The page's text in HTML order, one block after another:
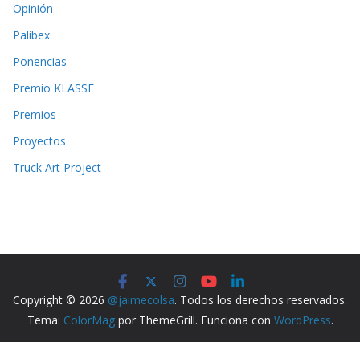
Opinión
Palibex
Ponencias
Premio KLASSE
Premios
Proyectos
Truck Art Project
Copyright © 2026 @jaimecolsa. Todos los derechos reservados.
Tema: ColorMagpor ThemeGrill. Funciona con WordPress.